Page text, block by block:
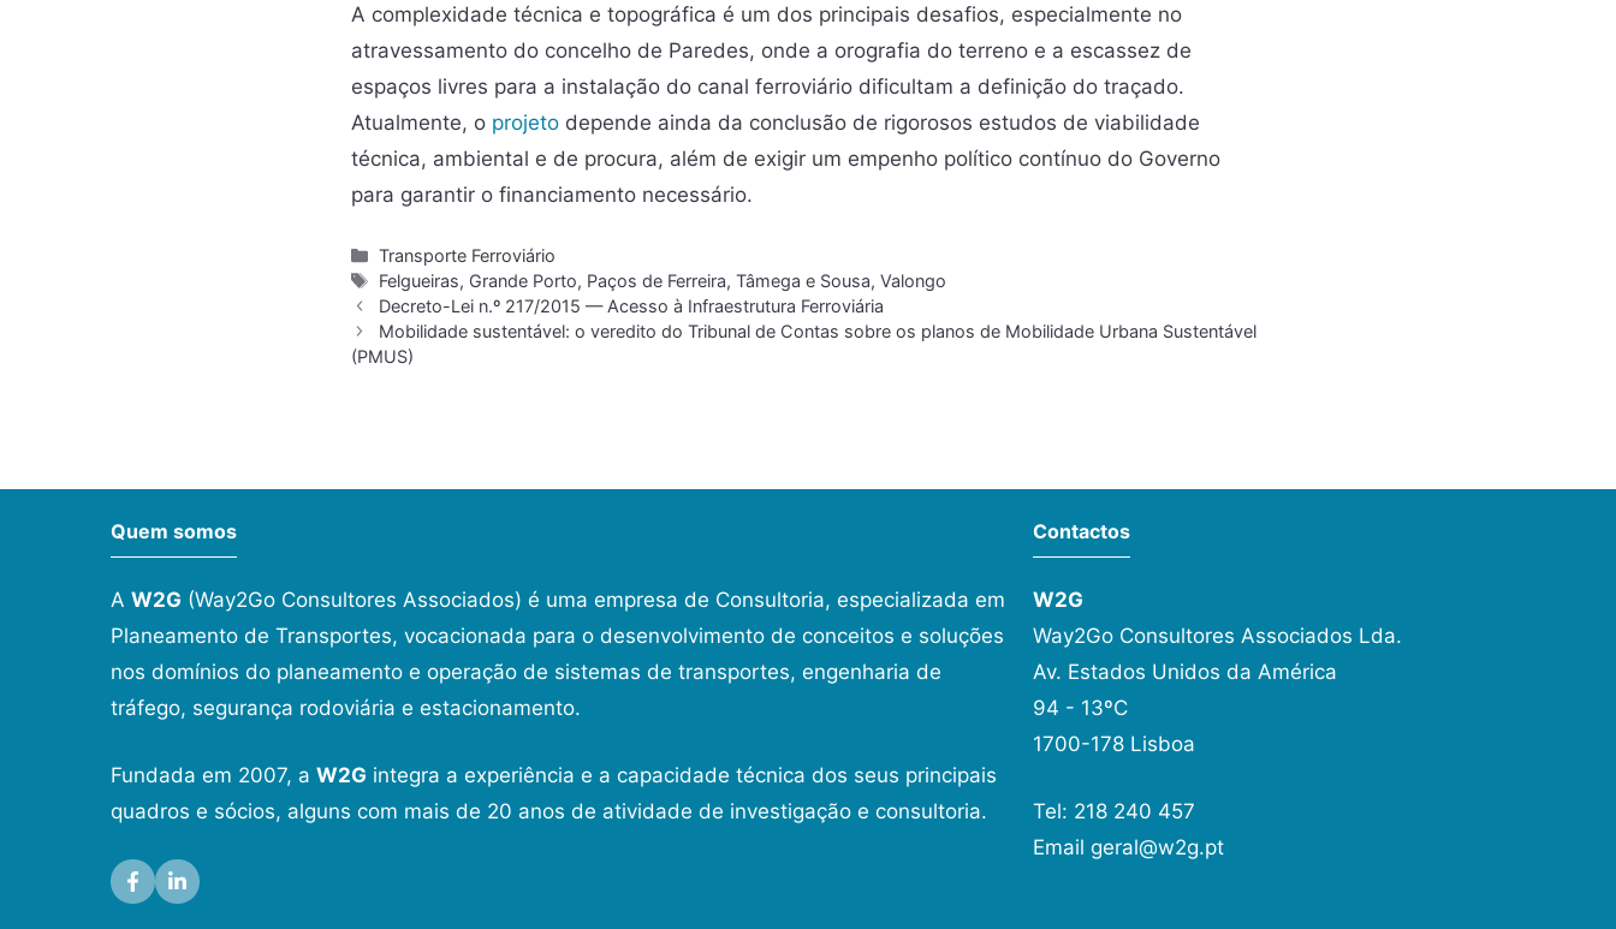
A complexidade técnica e topográfica é um dos principais desafios, especialmente no
atravessamento do concelho de Paredes, onde a orografia do terreno e a escassez de
espaços livres para a instalação do canal ferroviário dificultam a definição do traçado.
Atualmente, o projeto depende ainda da conclusão de rigorosos estudos de viabilidade
técnica, ambiental e de procura, além de exigir um empenho político contínuo do Governo
para garantir o financiamento necessário.
Transporte Ferroviário
Felgueiras, Grande Porto, Paços de Ferreira,Tâmega e Sousa,Valongo
Decreto-Lei n.º 217/2015 — Acesso à Infraestrutura Ferroviária
Mobilidade sustentável: o veredito do Tribunal de Contas sobre os planos de Mobilidade Urbana Sustentável
(PMUS)
Quem somos
A W2G (Way2Go Consultores Associados) é uma empresa de Consultoria, especializada em
Planeamento de Transportes, vocacionada para o desenvolvimento de conceitos e soluções
nos domínios do planeamento e operação de sistemas de transportes, engenharia de
tráfego, segurança rodoviária e estacionamento.
Fundada em 2007, a W2G integra a experiência e a capacidade técnica dos seus principais
quadros e sócios, alguns com mais de 20 anos de atividade de investigação e consultoria.
Contactos
W2G
Way2Go Consultores Associados Lda.
Av. Estados Unidos da América
94 - 13ºC
1700-178 Lisboa
Tel: 218 240 457
Email geral@w2g.pt